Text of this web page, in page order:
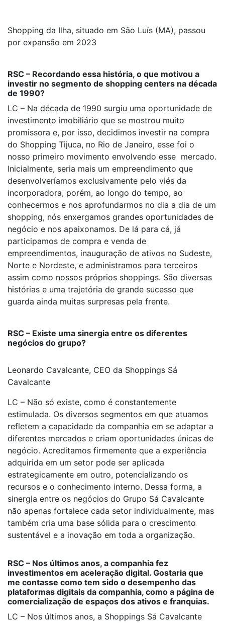
Shopping da Ilha, situado em São Luís (MA), passou
por expansão em 2023
RSC – Recordando essa história, o que motivou a
investir no segmento de shopping centers na década
de 1990?
LC – Na década de 1990 surgiu uma oportunidade de
investimento imobiliário que se mostrou muito
promissora e, por isso, decidimos investir na compra
do Shopping Tijuca, no Rio de Janeiro, esse foi o
nosso primeiro movimento envolvendo esse mercado.
Inicialmente, seria mais um empreendimento que
desenvolveríamos exclusivamente pelo viés da
incorporadora, porém, ao longo do tempo, ao
conhecermos e nos aprofundarmos no dia a dia de um
shopping, nós enxergamos grandes oportunidades de
negócio e nos apaixonamos. De lá para cá, já
participamos de compra e venda de
empreendimentos, inauguração de ativos no Sudeste,
Norte e Nordeste, e administramos para terceiros
assim como nossos próprios shoppings. São diversas
histórias e uma trajetória de grande sucesso que
guarda ainda muitas surpresas pela frente.
RSC – Existe uma sinergia entre os diferentes
negócios do grupo?
Leonardo Cavalcante, CEO da Shoppings Sá
Cavalcante
LC – Não só existe, como é constantemente
estimulada. Os diversos segmentos em que atuamos
refletem a capacidade da companhia em se adaptar a
diferentes mercados e criam oportunidades únicas de
negócio. Acreditamos firmemente que a experiência
adquirida em um setor pode ser aplicada
estrategicamente em outro, potencializando os
recursos e o conhecimento interno. Dessa forma, a
sinergia entre os negócios do Grupo Sá Cavalcante
não apenas fortalece cada setor individualmente, mas
também cria uma base sólida para o crescimento
sustentável e a inovação em toda a organização.
RSC – Nos últimos anos, a companhia fez
investimentos em aceleração digital. Gostaria que
me contasse como tem sido o desempenho das
plataformas digitais da companhia, como a página de
comercialização de espaços dos ativos e franquias.
LC – Nos últimos anos, a Shoppings Sá Cavalcante